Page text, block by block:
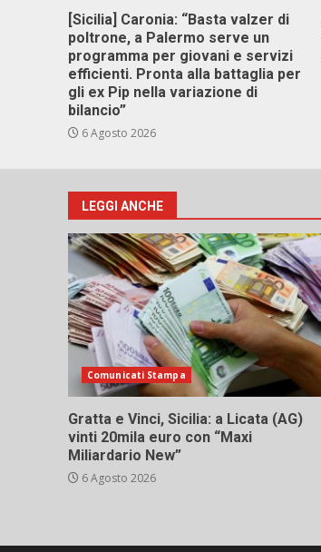
[Sicilia] Caronia: “Basta valzer di
poltrone, a Palermo serve un
programma per giovani e servizi
efficienti. Pronta alla battaglia per
gli ex Pip nella variazione di
bilancio”
6 Agosto 2026
LEGGI ANCHE
Comunicati Stampa
Gratta e Vinci, Sicilia: a Licata (AG)
vinti 20mila euro con “Maxi
Miliardario New”
6 Agosto 2026